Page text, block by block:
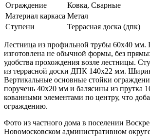
Ограждение
Ковка, Сварные
Материал каркаса Метал
Ступени
Террасная доска (дпк)
Лестница из профильной трубы 60х40 мм.
изготовлена не обычной формы, без
удобства прохождения возле лестницы.
из террасной доски ДПК 140х22 мм.
Вертикальные основные стойки
поручень 40х20 мм и балясины из прутка
кованными элементами по центру, что
ограждению.
Фото из частного дома в поселении
Новомосковском административном